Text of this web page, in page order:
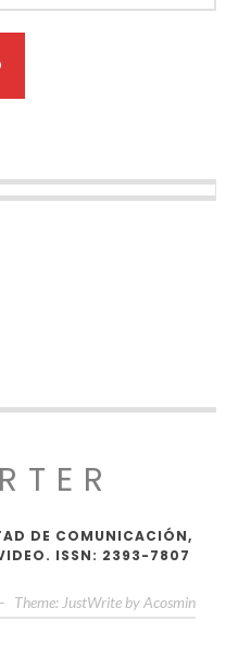
DE COMUNICACIÓN,
ISSN: 2393-7807
Theme: JustWrite by Acosmin